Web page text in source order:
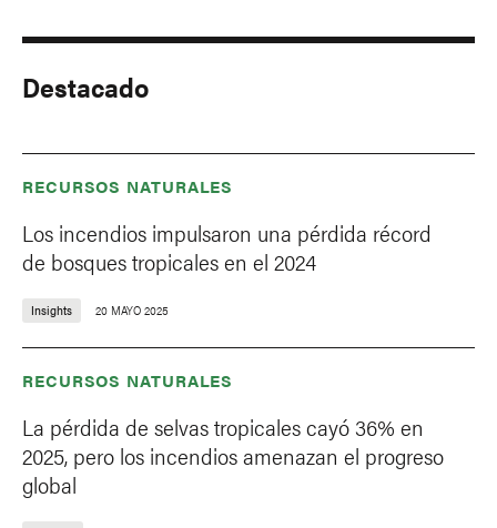
Destacado
RECURSOS NATURALES
Los incendios impulsaron una pérdida récord
de bosques tropicales en el 2024
Insights 20 MAYO 2025
RECURSOS NATURALES
La pérdida de selvas tropicales cayó 36% en
2025, pero los incendios amenazan el progreso
global